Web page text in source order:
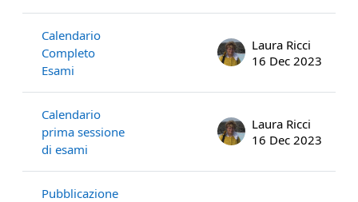
Calendario
Completo
Esami
Laura Ricci
16 Dec 2023
Calendario
prima sessione
di esami
Laura Ricci
16 Dec 2023
Pubblicazione